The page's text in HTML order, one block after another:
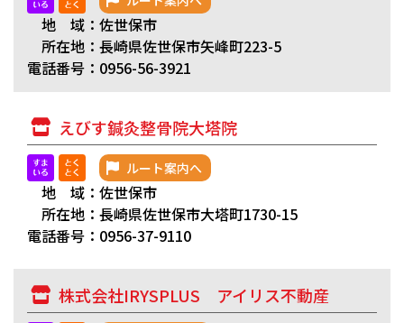
地 域：佐世保市
所在地：長崎県佐世保市矢峰町223-5
電話番号：0956-56-3921
えびす鍼灸整骨院大塔院
ルート案内へ
地 域：佐世保市
所在地：長崎県佐世保市大塔町1730-15
電話番号：0956-37-9110
株式会社IRYSPLUS アイリス不動産